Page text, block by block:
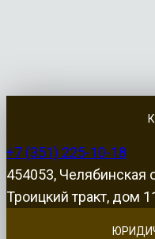
+7 (351) 225-10-18
454053, Челябинская
Троицкий тракт, дом